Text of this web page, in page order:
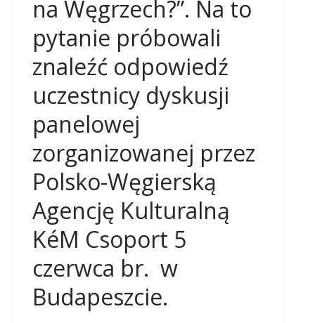
na Węgrzech?”. Na to
pytanie próbowali
znaleźć odpowiedź
uczestnicy dyskusji
panelowej
zorganizowanej przez
Polsko-Węgierską
Agencję Kulturalną
KéM Csoport 5
czerwca br. w
Budapeszcie.